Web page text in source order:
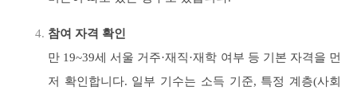
참여 자격 확인
만 19~39세 서울 거주·재직·재학 여부 등 기본 자격을 먼
저 확인합니다. 일부 기수는 소득 기준, 특정 계층(사회